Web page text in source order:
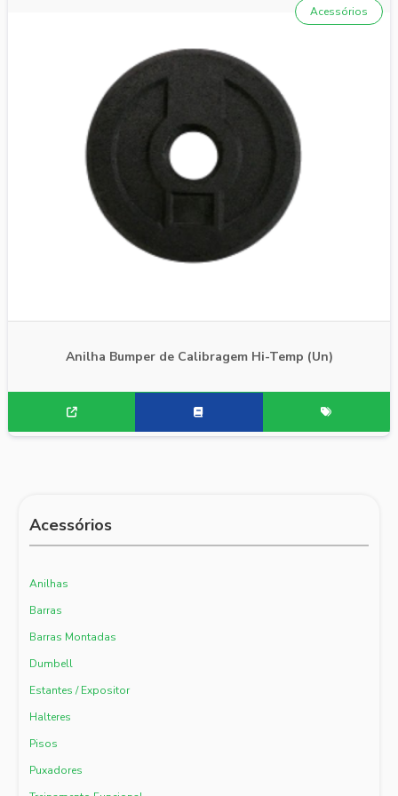
Anilha Bumper de Calibragem Hi-Temp (Un)
Acessórios
Acessórios
Anilhas
Barras
Barras Montadas
Dumbell
Estantes / Expositor
Halteres
Pisos
Puxadores